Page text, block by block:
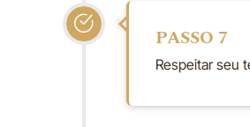
PASSO 7
Respeitar seu